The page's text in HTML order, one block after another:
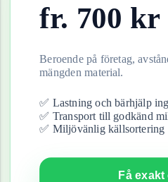
fr. 700 kr
Beroende på företag,
mängden material.
✅ Lastning och bärhjälp
✅ Transport till godkänd
✅ Miljövänlig källsortering
Få exakt